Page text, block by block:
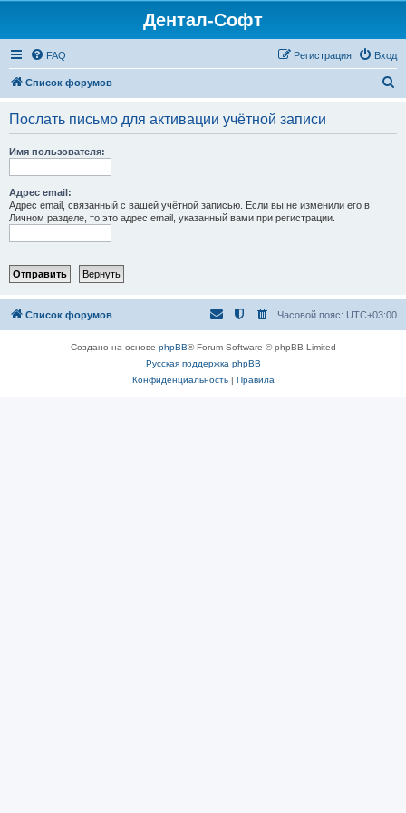
Дентал-Софт
FAQ Вход
Регистрация
Список форумов
Послать письмо для активации учётной записи
Имя пользователя:
Адрес email:
Адрес email, связанный с вашей учётной записью. Если вы не изменили его в
Личном разделе, то это адрес email, указанный вами при регистрации.
Список форумов Часовой пояс: UTC+03:00
Создано на основе phpBB® Forum Software © phpBB Limited
Русская поддержка phpBB
Конфиденциальность| Правила